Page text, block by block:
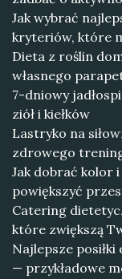
Jak wybrać
kryteriów, które
Dieta z roślin
własnego
7-dniowy
ziół i kiełków
Lastryko na
zdrowego
Jak dobrać kolor
powiększyć
Catering
które zwiększą
Najlepsze
— przykładowe